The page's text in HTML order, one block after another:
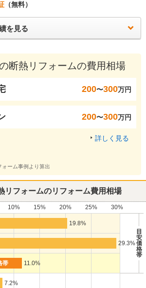
（無料）
を見る
断熱リフォームの費用相場
200〜300万円
200〜300万円
詳しく見る
ーム事例より算出
リフォームのリフォーム費用相場
10% 15% 20% 25%
30%
19.8%
目
安
価
格
帯
29.3%
11.0%
7.2%